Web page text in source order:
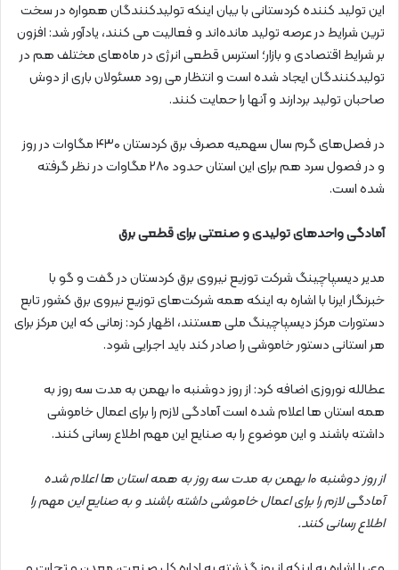
این تولید کننده کردستانی با بیان اینکه تولیدکنندگان همواره در سخت
ترین شرایط در عرصه تولید مانده‌اند و فعالیت می کنند، یادآور شد: افزون
بر شرایط اقتصادی و بازار؛ استرس قطعی انرژی در ماه‌های مختلف هم در
تولیدکنندگان ایجاد شده است و انتظار می رود مسئولان باری از دوش
صاحبان تولید بردارند و آنها را حمایت کنند.
در فصل‌های گرم سال سهمیه مصرف برق کردستان ۴۳۰ مگاوات در روز
و در فصول سرد هم برای این استان حدود ۲۸۰ مگاوات در نظر گرفته
شده است.
آمادگی واحدهای تولیدی و صنعتی برای قطعی برق
مدیر دیسپاچینگ شرکت توزیع نیروی برق کردستان در گفت و گو با
خبرنگار ایرنا با اشاره به اینکه همه شرکت‌های توزیع نیروی برق کشور تابع
دستورات مرکز دیسپاچینگ ملی هستند، اظهار کرد: زمانی که این مرکز برای
هر استانی دستور خاموشی را صادر کند باید اجرایی شود.
عطالله نوروزی اضافه کرد: از روز دوشنبه ۱۰ بهمن به مدت سه روز به
همه استان ها اعلام شده است آمادگی لازم را برای اعمال خاموشی
داشته باشند و این موضوع را به صنایع این مهم اطلاع رسانی کنند.
از روز دوشنبه ۱۰ بهمن به مدت سه روز به همه استان ها اعلام شده
آمادگی لازم را برای اعمال خاموشی داشته باشند و به صنایع این مهم را
اطلاع رسانی کنند.